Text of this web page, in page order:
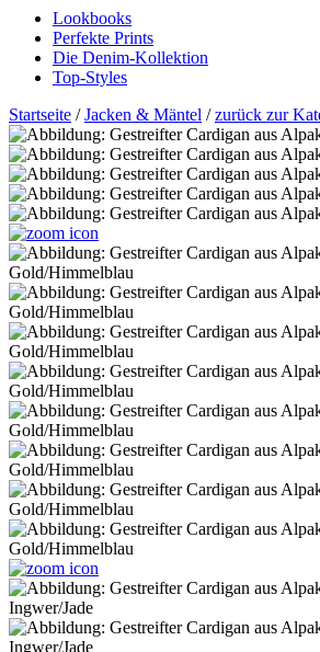
Lookbooks
Perfekte Prints
Die Denim-Kollektion
Top-Styles
Startseite /Jacken & Mäntel /zurück zur